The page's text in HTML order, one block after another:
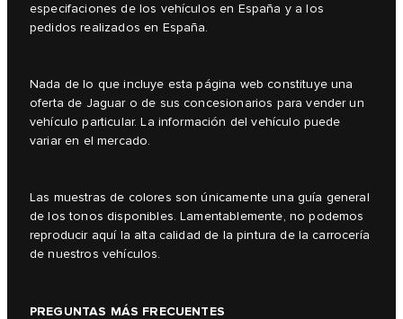
especifaciones de los vehículos en España y a los
pedidos realizados en España.
Nada de lo que incluye esta página web constituye una
oferta de Jaguar o de sus concesionarios para vender un
vehículo particular. La información del vehículo puede
variar en el mercado.
Las muestras de colores son únicamente una guía general
de los tonos disponibles. Lamentablemente, no podemos
reproducir aquí la alta calidad de la pintura de la carrocería
de nuestros vehículos.
PREGUNTAS MÁS FRECUENTES